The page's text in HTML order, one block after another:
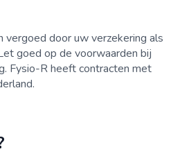
vergoed door uw verzekering als
goed op de voorwaarden bij
Fysio-R heeft contracten met